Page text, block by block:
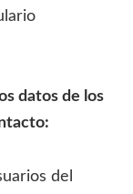
datos de los
del